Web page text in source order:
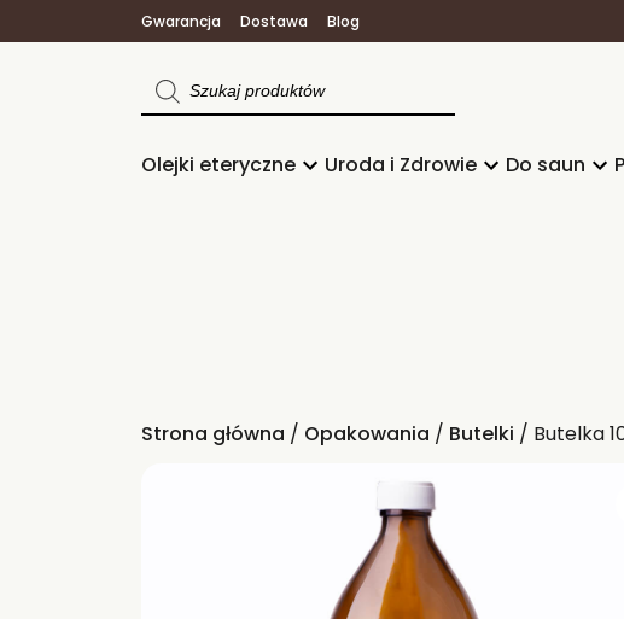
Gwarancja Dostawa Blog
Wyszukiwarka
produktów
Olejki eteryczne Uroda i Zdrowie Do saun
Strona główna / Opakowania / Butelki / Butelka